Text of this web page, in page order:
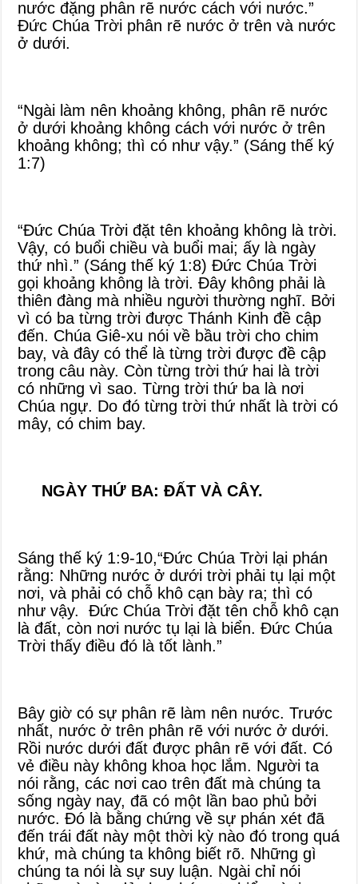
nước đặng phân rẽ nước cách với nước.”
Đức Chúa Trời phân rẽ nước ở trên và nước
ở dưới.
“Ngài làm nên khoảng không, phân rẽ nước
ở dưới khoảng không cách với nước ở trên
khoảng không; thì có như vậy.” (Sáng thế ký
1:7)
“Đức Chúa Trời đặt tên khoảng không là trời.
Vậy, có buổi chiều và buổi mai; ấy là ngày
thứ nhì.” (Sáng thế ký 1:8) Đức Chúa Trời
gọi khoảng không là trời. Đây không phải là
thiên đàng mà nhiều người thường nghĩ. Bởi
vì có ba từng trời được Thánh Kinh đề cập
đến. Chúa Giê-xu nói về bầu trời cho chim
bay, và đây có thể là từng trời được đề cập
trong câu này. Còn từng trời thứ hai là trời
có những vì sao. Từng trời thứ ba là nơi
Chúa ngự. Do đó từng trời thứ nhất là trời có
mây, có chim bay.
NGÀY THỨ BA: ĐẤT VÀ CÂY.
Sáng thế ký 1:9-10,“Đức Chúa Trời lại phán
rằng: Những nước ở dưới trời phải tụ lại một
nơi, và phải có chỗ khô cạn bày ra; thì có
như vậy. Đức Chúa Trời đặt tên chỗ khô cạn
là đất, còn nơi nước tụ lại là biển. Đức Chúa
Trời thấy điều đó là tốt lành.”
Bây giờ có sự phân rẽ làm nên nước. Trước
nhất, nước ở trên phân rẽ với nước ở dưới.
Rồi nước dưới đất được phân rẽ với đất. Có
vẻ điều này không khoa học lắm. Người ta
nói rằng, các nơi cao trên đất mà chúng ta
sống ngày nay, đã có một lần bao phủ bởi
nước. Đó là bằng chứng về sự phán xét đã
đến trái đất này một thời kỳ nào đó trong quá
khứ, mà chúng ta không biết rõ. Những gì
chúng ta nói là sự suy luận. Ngài chỉ nói